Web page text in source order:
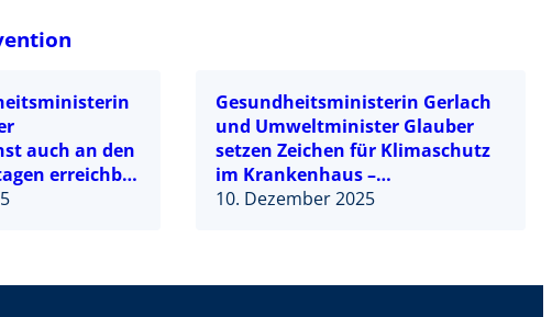
auch an den
erreichbar
Gesundheitsministerin Gerlach
und Umweltminister Glauber
setzen Zeichen für Klimaschutz
im Krankenhaus –
Berufsgenossenschaftliche
10. Dezember 2025